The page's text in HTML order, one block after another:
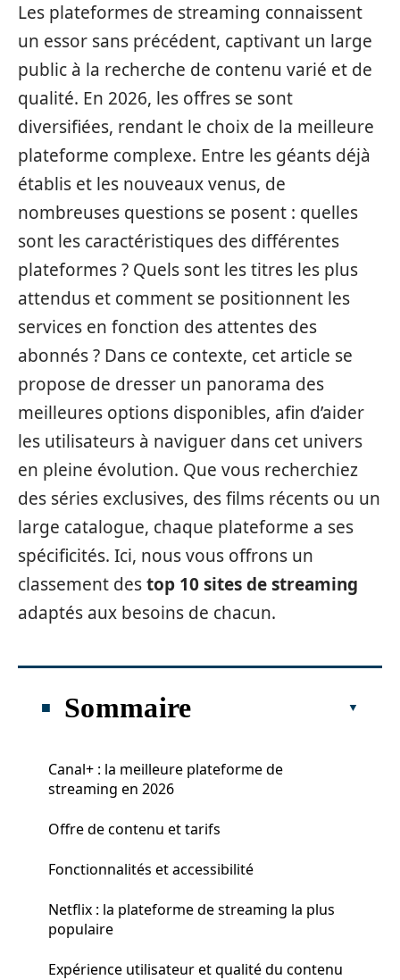
Les plateformes de streaming connaissent
un essor sans précédent, captivant un large
public à la recherche de contenu varié et de
qualité. En 2026, les offres se sont
diversifiées, rendant le choix de la meilleure
plateforme complexe. Entre les géants déjà
établis et les nouveaux venus, de
nombreuses questions se posent : quelles
sont les caractéristiques des différentes
plateformes ? Quels sont les titres les plus
attendus et comment se positionnent les
services en fonction des attentes des
abonnés ? Dans ce contexte, cet article se
propose de dresser un panorama des
meilleures options disponibles, afin d’aider
les utilisateurs à naviguer dans cet univers
en pleine évolution. Que vous recherchiez
des séries exclusives, des films récents ou un
large catalogue, chaque plateforme a ses
spécificités. Ici, nous vous offrons un
classement destop 10 sites de streaming
adaptés aux besoins de chacun.
Sommaire
Canal+ : la meilleure plateforme de
streaming en 2026
Offre de contenu et tarifs
Fonctionnalités et accessibilité
Netflix : la plateforme de streaming la plus
populaire
Expérience utilisateur et qualité du contenu